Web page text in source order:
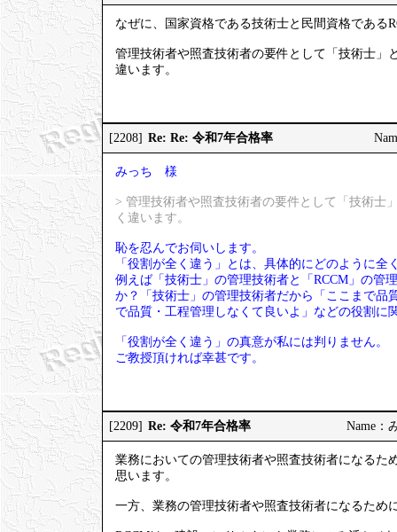
なぜに、国家資格である技術士と民間資格である
管理技術者や照査技術者の要件として「技術士」
違います。
[2208] Re: Re: 令和7年合格率
みっち 様
> 管理技術者や照査技術者の要件として「技術士
く違います。
恥を忍んでお伺いします。
「役割が全く違う」とは、具体的にどのように全
例えば「技術士」の管理技術者と「RCCM」の管
か？「技術士」の管理技術者だから「ここまで品
で品質・工程管理しなくて良いよ」などの役割に
「役割が全く違う」の真意が私には判りません。
ご教授頂ければ幸甚です。
[2209] Re: 令和7年合格率 Name：
業務においての管理技術者や照査技術者になるた
思います。
一方、業務の管理技術者や照査技術者になるため